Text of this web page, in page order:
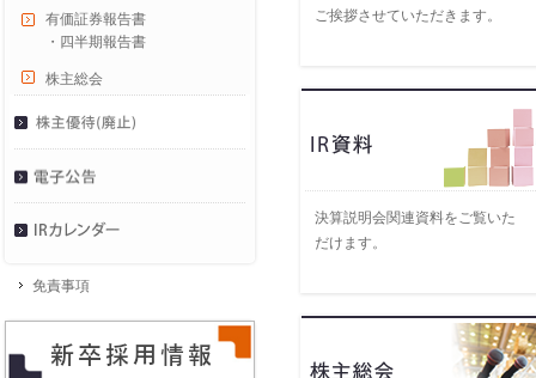
ご挨拶させていただきます。
決算説明会関連資料をご覧いた
だけます。
有価証券報告書
・四半期報告書
株主総会
免責事項